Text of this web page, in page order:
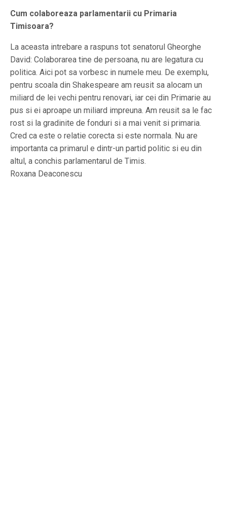
Cum colaboreaza parlamentarii cu Primaria
Timisoara?
La aceasta intrebare a raspuns tot senatorul Gheorghe
David: Colaborarea tine de persoana, nu are legatura cu
politica. Aici pot sa vorbesc in numele meu. De exemplu,
pentru scoala din Shakespeare am reusit sa alocam un
miliard de lei vechi pentru renovari, iar cei din Primarie au
pus si ei aproape un miliard impreuna. Am reusit sa le fac
rost si la gradinite de fonduri si a mai venit si primaria.
Cred ca este o relatie corecta si este normala. Nu are
importanta ca primarul e dintr-un partid politic si eu din
altul, a conchis parlamentarul de Timis.
Roxana Deaconescu